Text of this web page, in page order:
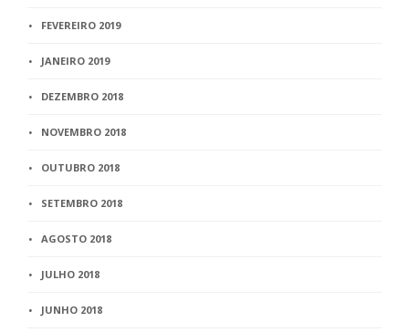
FEVEREIRO 2019
JANEIRO 2019
DEZEMBRO 2018
NOVEMBRO 2018
OUTUBRO 2018
SETEMBRO 2018
AGOSTO 2018
JULHO 2018
JUNHO 2018